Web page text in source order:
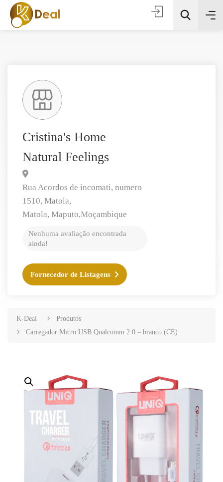
Procura
Cristina's Home
Natural Feelings
Rua Acordos de incomati, numero
1510, Matola,
Matola, Maputo,Moçambique
Nenhuma avaliação encontrada
ainda!
Fornecedor de Listagens
K-Deal
Produtos
Carregador Micro USB Qualcomm 2.0 – branco (CE).